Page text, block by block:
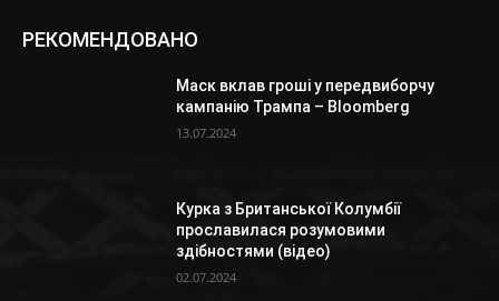
РЕКОМЕНДОВАНО
Маск вклав гроші у передвиборчу
кампанію Трампа – Bloomberg
13.07.2024
Курка з Британської Колумбії
прославилася розумовими
здібностями (відео)
02.07.2024